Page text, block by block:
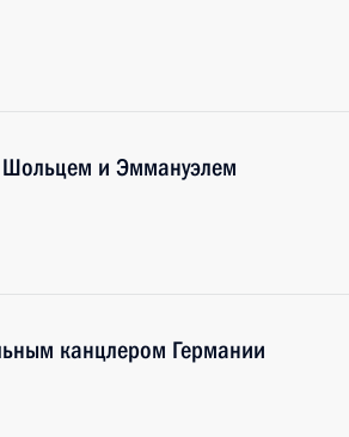
и Эммануэлем
канцлером Германии